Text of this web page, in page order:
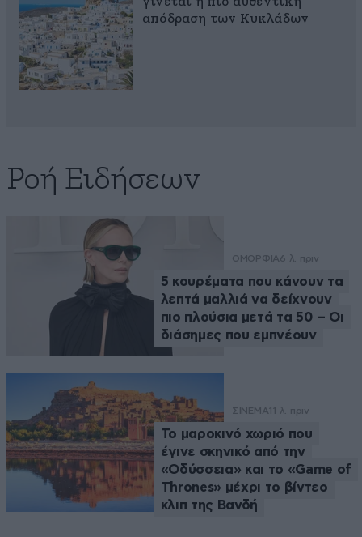
απόδραση των Κυκλάδων
Ροή Ειδήσεων
ΟΜΟΡΦΙΑ6 λ. πριν
5 κουρέματα που κάνουν τα
λεπτά μαλλιά να δείχνουν
πιο πλούσια μετά τα 50 – Οι
διάσημες που εμπνέουν
ΣΙΝΕΜΑ 11 λ. πριν
Το μαροκινό χωριό που
έγινε σκηνικό από την
«Οδύσσεια» και το «Game of
Thrones» μέχρι το βίντεο
κλιπ της Βανδή